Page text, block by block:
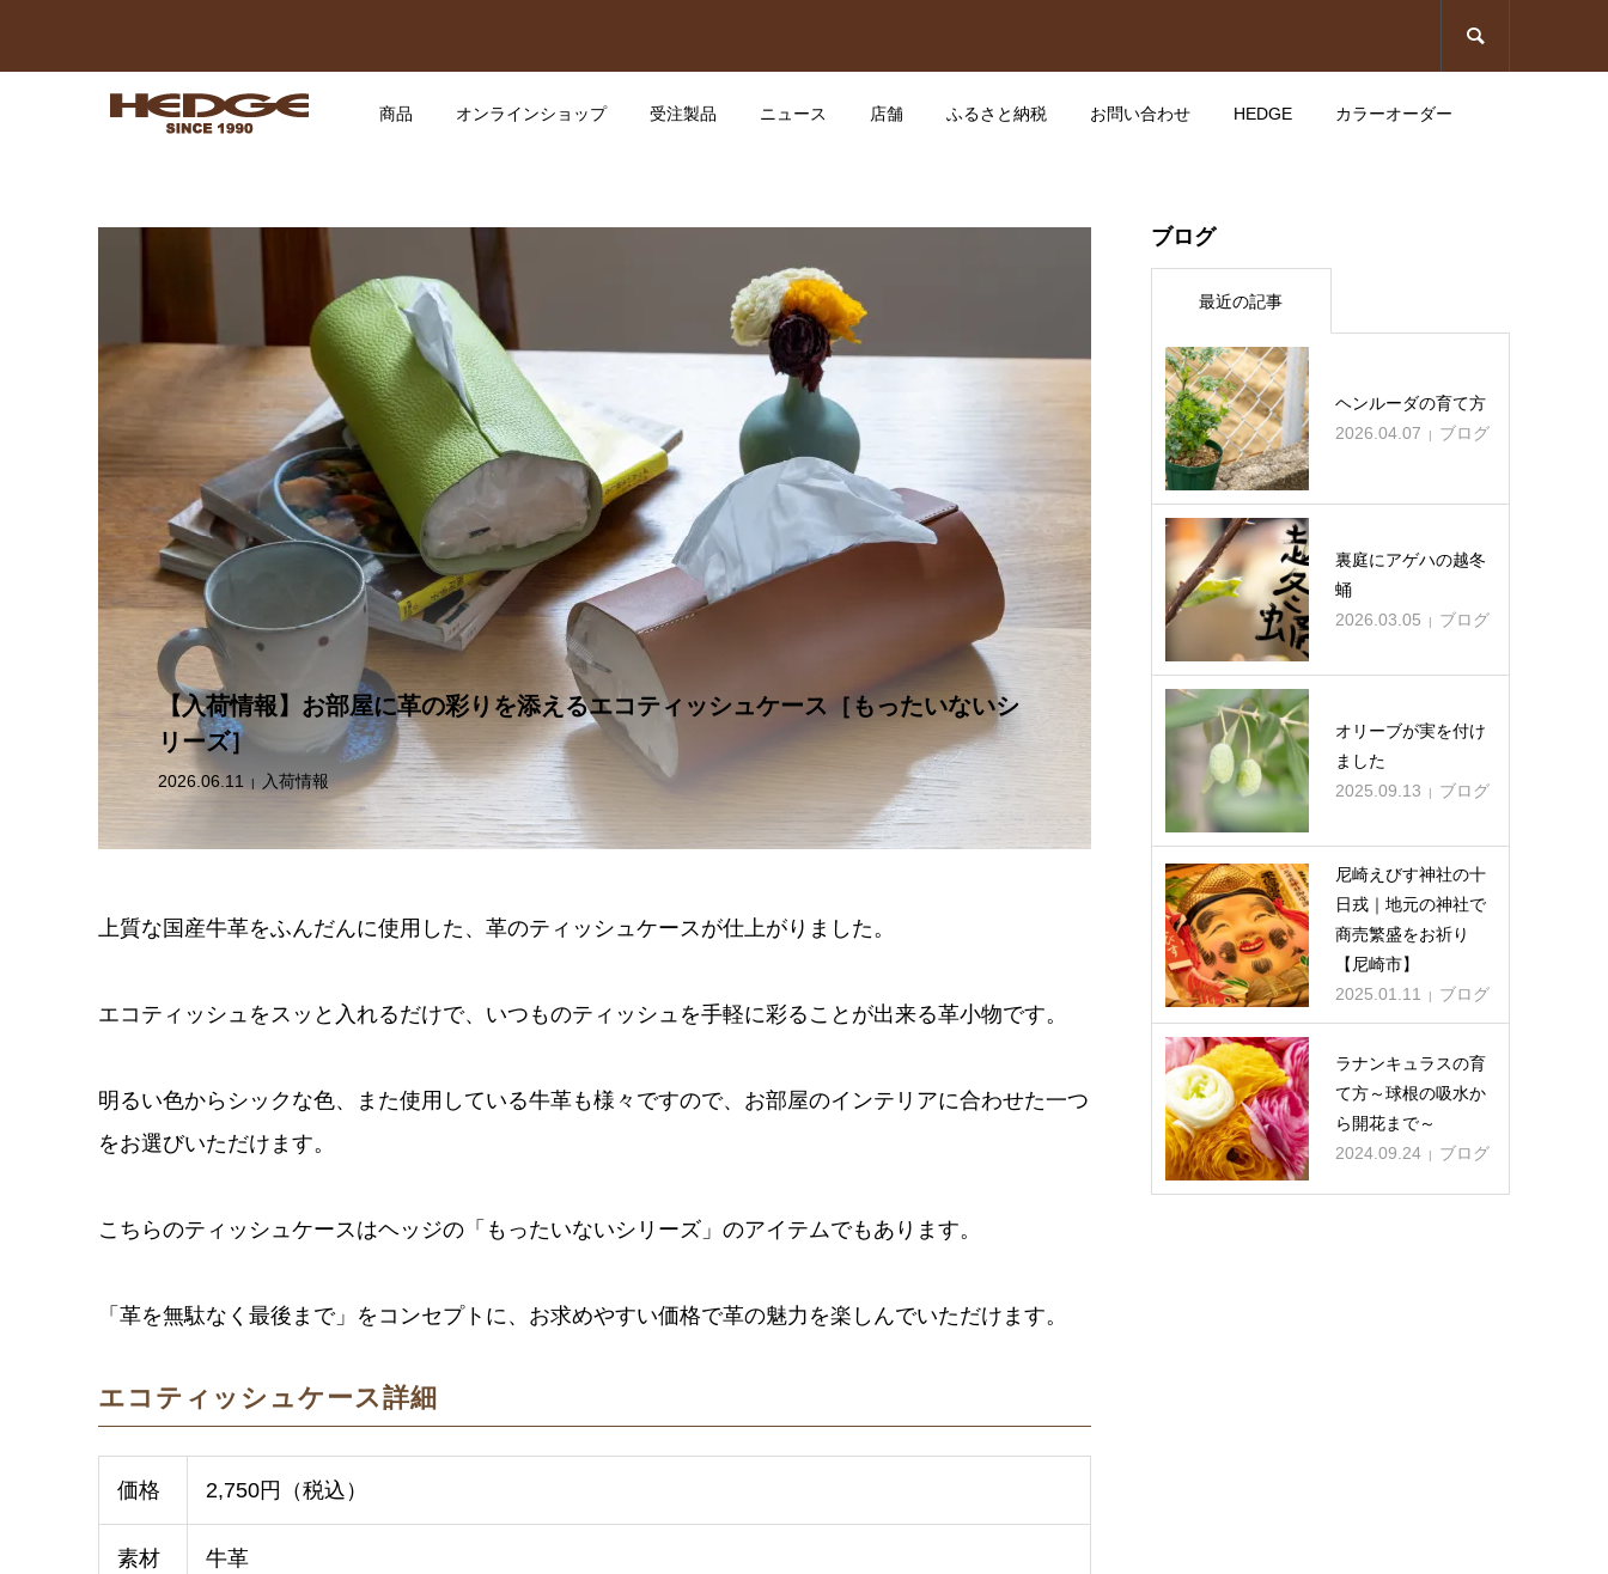

商品 オンラインショップ 受注製品 ニュース 店舗 ふるさと納税 お問い合わせ HEDGE カラーオーダー
2024.08.28
縦型ボディバッグ
2025.05.29 2025.06.14
ミレーMサイズ&馬具ウエス
トMサイズ（ショルダータイ
プ）
2026.05.25
アドニス（サイズ変更）
2025.01.09
グランデトートSサイズ
2025.11.01
シュランケンカーフ 巾着&フ
ラグメントケース
2025.05.23
【入荷情報】お部屋に革の彩りを添えるエコティッシュケース［もったいないシ
リーズ］
2026.06.11 入荷情報
上質な国産牛革をふんだんに使用した、革のティッシュケースが仕上がりました。
エコティッシュをスッと入れるだけで、いつものティッシュを手軽に彩ることが出来る革小物です。
明るい色からシックな色、また使用している牛革も様々ですので、お部屋のインテリアに合わせた一つ
をお選びいただけます。
こちらのティッシュケースはヘッジの「もったいないシリーズ」のアイテムでもあります。
「革を無駄なく最後まで」をコンセプトに、お求めやすい価格で革の魅力を楽しんでいただけます。
エコティッシュケース詳細
価格 2,750円（税込）
素材 牛革
ブログ
最近の記事
ヘンルーダの育て方
2026.04.07
ブログ
裏庭にアゲハの越冬
蛹
2026.03.05
ブログ
オリーブが実を付け
ました
2025.09.13
ブログ
尼崎えびす神社の十
日戎｜地元の神社で
商売繁盛をお祈り
【尼崎市】
2025.01.11
ブログ
ラナンキュラスの育
て方～球根の吸水か
ら開花まで～
2024.09.24
ブログ